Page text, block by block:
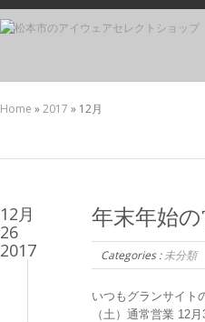
Home »2017 » 12月
12月
26
2017
年末年始
Categories :未分類
いつもグランサイト
（土）通常営業 12